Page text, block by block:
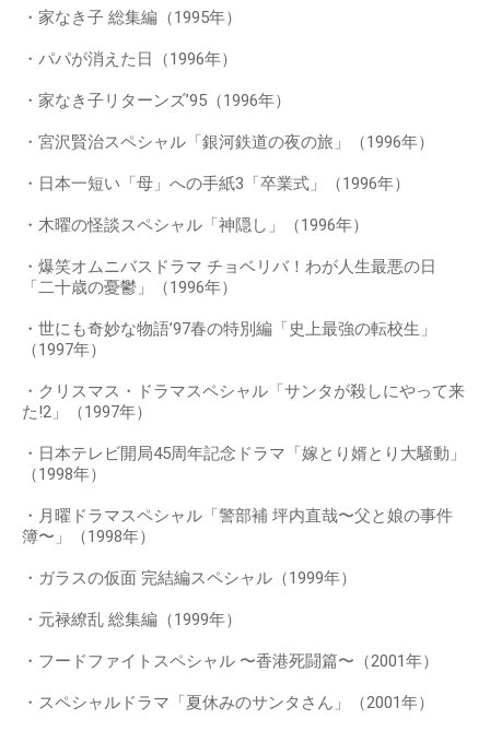
・家なき子 総集編（1995年）
・パパが消えた日（1996年）
・家なき子リターンズ’95（1996年）
・宮沢賢治スペシャル「銀河鉄道の夜の旅」（1996年）
・日本一短い「母」への手紙3「卒業式」（1996年）
・木曜の怪談スペシャル「神隠し」（1996年）
・爆笑オムニバスドラマ チョベリバ！わが人生最悪の日
「二十歳の憂鬱」（1996年）
・世にも奇妙な物語’97春の特別編「史上最強の転校生」
（1997年）
・クリスマス・ドラマスペシャル「サンタが殺しにやって来
た!2」（1997年）
・日本テレビ開局45周年記念ドラマ「嫁とり婿とり大騒動」
（1998年）
・月曜ドラマスペシャル「警部補 坪内直哉〜父と娘の事件
簿〜」（1998年）
・ガラスの仮面 完結編スペシャル（1999年）
・元禄繚乱 総集編（1999年）
・フードファイトスペシャル 〜香港死闘篇〜（2001年）
・スペシャルドラマ「夏休みのサンタさん」（2001年）